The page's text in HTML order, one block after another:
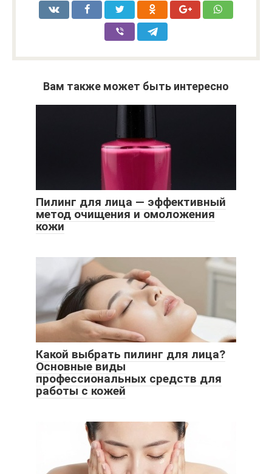
Вам также может быть интересно
Пилинг для лица — эффективный
метод очищения и омоложения
кожи
Какой выбрать пилинг для лица?
Основные виды
профессиональных средств для
работы с кожей